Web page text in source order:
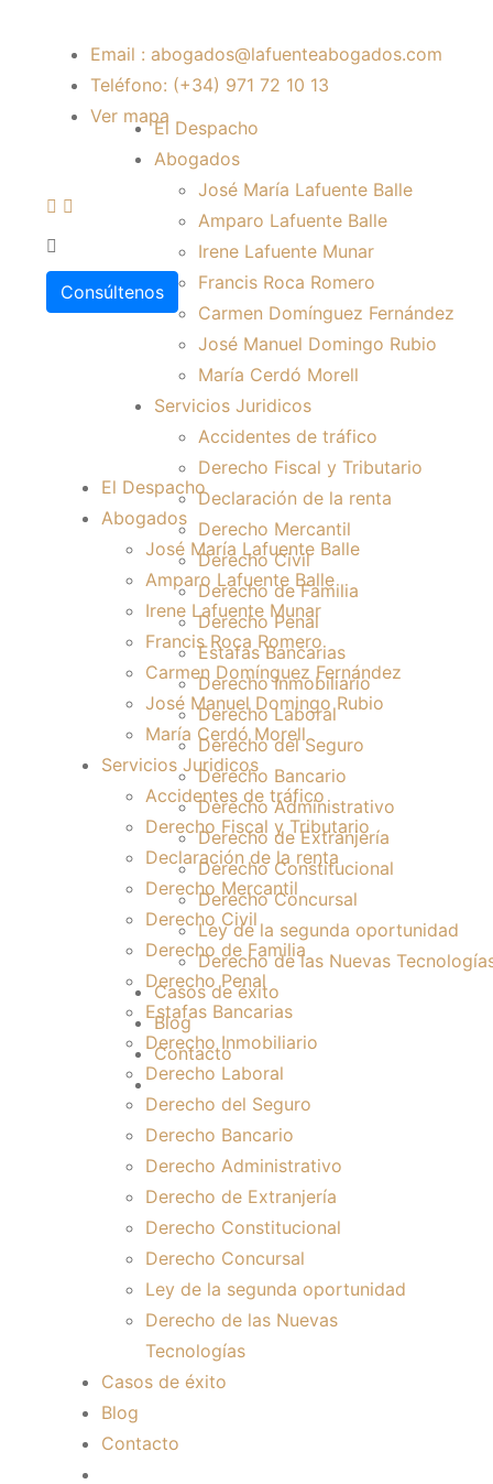
Email : abogados@lafuenteabogados.com
Teléfono: (+34) 971 72 10 13
Ver mapa
Consúltenos
El Despacho
Abogados
José María Lafuente Balle
Amparo Lafuente Balle
Irene Lafuente Munar
Francis Roca Romero
Carmen Domínguez Fernández
José Manuel Domingo Rubio
María Cerdó Morell
Servicios Juridicos
Accidentes de tráfico
Derecho Fiscal y Tributario
Declaración de la renta
Derecho Mercantil
Derecho Civil
Derecho de Familia
Derecho Penal
Estafas Bancarias
Derecho Inmobiliario
Derecho Laboral
Derecho del Seguro
Derecho Bancario
Derecho Administrativo
Derecho de Extranjería
Derecho Constitucional
Derecho Concursal
Ley de la segunda oportunidad
Derecho de las Nuevas
Tecnologías
Casos de éxito
Blog
Contacto
El Despacho
Abogados
José María Lafuente Balle
Amparo Lafuente Balle
Irene Lafuente Munar
Francis Roca Romero
Carmen Domínguez Fernández
José Manuel Domingo Rubio
María Cerdó Morell
Servicios Juridicos
Accidentes de tráfico
Derecho Fiscal y Tributario
Declaración de la renta
Derecho Mercantil
Derecho Civil
Derecho de Familia
Derecho Penal
Estafas Bancarias
Derecho Inmobiliario
Derecho Laboral
Derecho del Seguro
Derecho Bancario
Derecho Administrativo
Derecho de Extranjería
Derecho Constitucional
Derecho Concursal
Ley de la segunda oportunidad
Derecho de las Nuevas
Casos de éxito
Blog
Contacto